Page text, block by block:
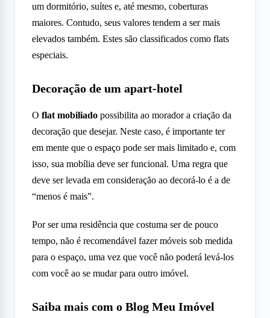
um dormitório, suítes e, até mesmo, coberturas
maiores. Contudo, seus valores tendem a ser mais
elevados também. Estes são classificados como flats
especiais.
Decoração de um apart-hotel
O flat mobiliado possibilita ao morador a criação da
decoração que desejar. Neste caso, é importante ter
em mente que o espaço pode ser mais limitado e, com
isso, sua mobília deve ser funcional. Uma regra que
deve ser levada em consideração ao decorá-lo é a de
“menos é mais”.
Por ser uma residência que costuma ser de pouco
tempo, não é recomendável fazer móveis sob medida
para o espaço, uma vez que você não poderá levá-los
com você ao se mudar para outro imóvel.
Saiba mais com o Blog Meu Imóvel